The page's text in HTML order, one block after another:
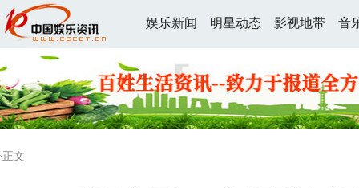
娱乐新闻 明星动态 影视地带 音
文